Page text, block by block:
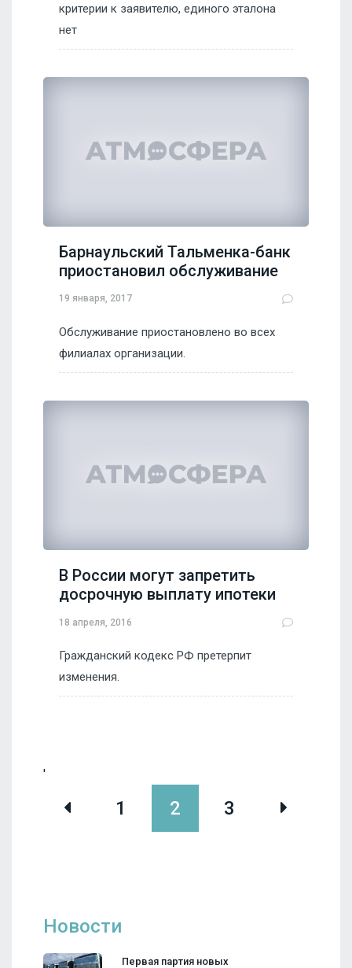
критерии к заявителю, единого эталона
нет
Барнаульский Тальменка-банк
приостановил обслуживание
19 января, 2017
Обслуживание приостановлено во всех
филиалах организации.
В России могут запретить
досрочную выплату ипотеки
18 апреля, 2016
Гражданский кодекс РФ претерпит
изменения.
'
1 2 3
Новости
Первая партия новых